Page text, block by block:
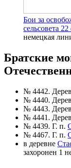
Бои за
сельсовета
немецкая
Братские
№ 4442.
№ 4440.
№ 4443.
№ 4441.
№ 4439. Г. п.
№ 4467. Г. п.
в деревне
захоронен 1